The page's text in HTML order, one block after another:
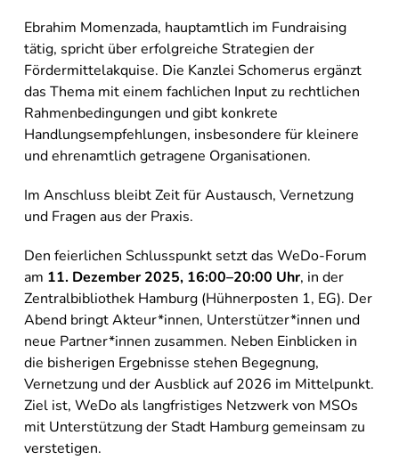
Ebrahim Momenzada, hauptamtlich im Fundraising
tätig, spricht über erfolgreiche Strategien der
Fördermittelakquise. Die Kanzlei Schomerus ergänzt
das Thema mit einem fachlichen Input zu rechtlichen
Rahmenbedingungen und gibt konkrete
Handlungsempfehlungen, insbesondere für kleinere
und ehrenamtlich getragene Organisationen.
Im Anschluss bleibt Zeit für Austausch, Vernetzung
und Fragen aus der Praxis.
Den feierlichen Schlusspunkt setzt das WeDo-Forum
am 11. Dezember 2025, 16:00–20:00 Uhr, in der
Zentralbibliothek Hamburg (Hühnerposten 1, EG). Der
Abend bringt Akteur*innen, Unterstützer*innen und
neue Partner*innen zusammen. Neben Einblicken in
die bisherigen Ergebnisse stehen Begegnung,
Vernetzung und der Ausblick auf 2026 im Mittelpunkt.
Ziel ist, WeDo als langfristiges Netzwerk von MSOs
mit Unterstützung der Stadt Hamburg gemeinsam zu
verstetigen.